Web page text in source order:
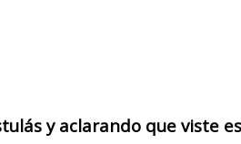
y aclarando que viste